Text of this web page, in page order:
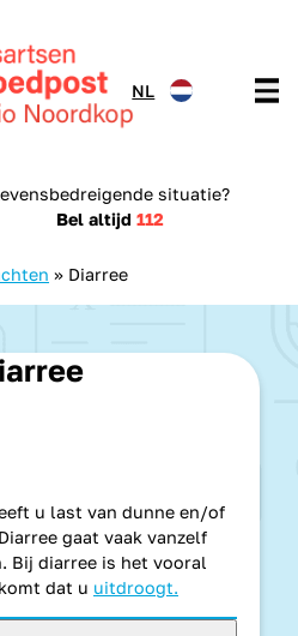
NL
situatie?
Bel altijd112
» Diarree
u last van dunne en/of
gaat vaak vanzelf
Bij diarree is het vooral
dat u uitdroogt.